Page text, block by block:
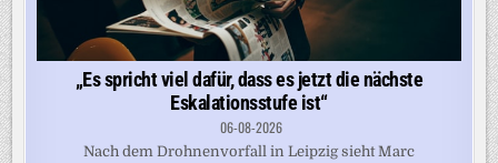
„Es spricht viel dafür, dass es jetzt die nächste
Eskalationsstufe ist“
06-08-2026
Nach dem Drohnenvorfall in Leipzig sieht Marc